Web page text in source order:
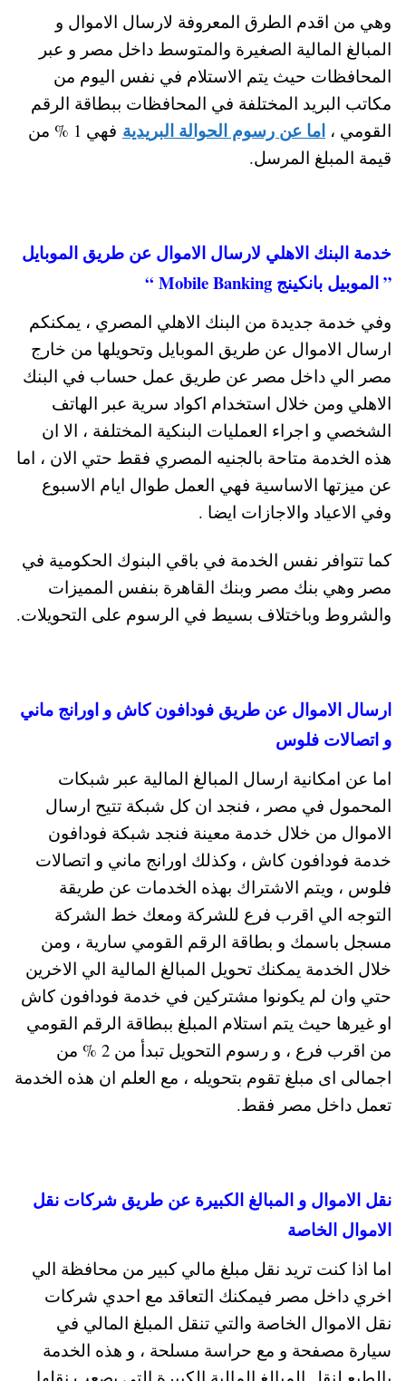
وهي من اقدم الطرق المعروفة لارسال الاموال و
المبالغ المالية الصغيرة والمتوسط داخل مصر و عبر
المحافظات حيث يتم الاستلام في نفس اليوم من
مكاتب البريد المختلفة في المحافظات ببطاقة الرقم
القومي ، اما عن رسوم الحوالة البريدية
فهي 1 % من
قيمة المبلغ المرسل.
خدمة البنك الاهلي لارسال الاموال عن طريق الموبايل
” الموبيل بانكينج Mobile Banking “
وفي خدمة جديدة من البنك الاهلي المصري ، يمكنكم
ارسال الاموال عن طريق الموبايل وتحويلها من خارج
مصر الي داخل مصر عن طريق عمل حساب في البنك
الاهلي ومن خلال استخدام اكواد سرية عبر الهاتف
الشخصي و اجراء العمليات البنكية المختلفة ، الا ان
هذه الخدمة متاحة بالجنيه المصري فقط حتي الان ، اما
عن ميزتها الاساسية فهي العمل طوال ايام الاسبوع
وفي الاعياد والاجازات ايضا .
كما تتوافر نفس الخدمة في باقي البنوك الحكومية في
مصر وهي بنك مصر وبنك القاهرة بنفس المميزات
والشروط وباختلاف بسيط في الرسوم على التحويلات.
ارسال الاموال عن طريق فودافون كاش و اورانج ماني
و اتصالات فلوس
اما عن امكانية ارسال المبالغ المالية عبر شبكات
المحمول في مصر ، فنجد ان كل شبكة تتيح ارسال
الاموال من خلال خدمة معينة فنجد شبكة فودافون
خدمة فودافون كاش ، وكذلك اورانج ماني و اتصالات
فلوس ، ويتم الاشتراك بهذه الخدمات عن طريقة
التوجه الي اقرب فرع للشركة ومعك خط الشركة
مسجل باسمك و بطاقة الرقم القومي سارية ، ومن
خلال الخدمة يمكنك تحويل المبالغ المالية الي الاخرين
حتي وان لم يكونوا مشتركين في خدمة فودافون كاش
او غيرها حيث يتم استلام المبلغ ببطاقة الرقم القومي
من اقرب فرع ، و رسوم التحويل تبدأ من 2 % من
اجمالى اى مبلغ تقوم بتحويله ، مع العلم ان هذه الخدمة
تعمل داخل مصر فقط.
نقل الاموال و المبالغ الكبيرة عن طريق شركات نقل
الاموال الخاصة
اما اذا كنت تريد نقل مبلغ مالي كبير من محافظة الي
اخري داخل مصر فيمكنك التعاقد مع احدي شركات
نقل الاموال الخاصة والتي تنقل المبلغ المالي في
سيارة مصفحة و مع حراسة مسلحة ، و هذه الخدمة